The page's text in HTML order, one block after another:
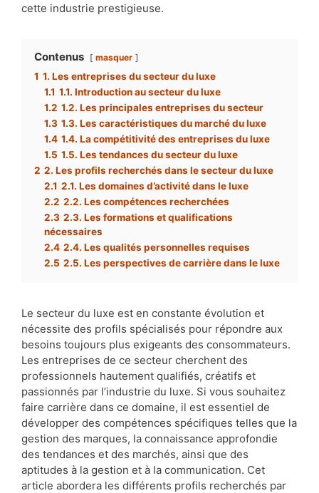
cette industrie prestigieuse.
Contenus masquer
1 1. Les entreprises du secteur du luxe
1.1 1.1. Introduction au secteur du luxe
1.2 1.2. Les principales entreprises du secteur
1.3 1.3. Les caractéristiques du marché du luxe
1.4 1.4. La compétitivité des entreprises du luxe
1.5 1.5. Les tendances du secteur du luxe
2 2. Les profils recherchés dans le secteur du luxe
2.1 2.1. Les domaines d’activité dans le luxe
2.2 2.2. Les compétences recherchées
2.3 2.3. Les formations et qualifications
nécessaires
2.4 2.4. Les qualités personnelles requises
2.5 2.5. Les perspectives de carrière dans le luxe
Le secteur du luxe est en constante évolution et
nécessite des profils spécialisés pour répondre aux
besoins toujours plus exigeants des consommateurs.
Les entreprises de ce secteur cherchent des
professionnels hautement qualifiés, créatifs et
passionnés par l’industrie du luxe. Si vous souhaitez
faire carrière dans ce domaine, il est essentiel de
développer des compétences spécifiques telles que la
gestion des marques, la connaissance approfondie
des tendances et des marchés, ainsi que des
aptitudes à la gestion et à la communication. Cet
article abordera les différents profils recherchés par